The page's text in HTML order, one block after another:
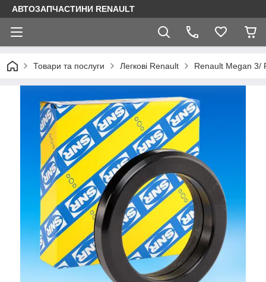
АВТОЗАПЧАСТИНИ RENAULT
Товари та послуги Легкові Renault Renault Megan 3/